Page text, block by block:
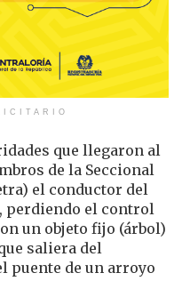
que llegaron al
de la Seccional
el conductor del
perdiendo el control
un objeto fijo (árbol)
saliera del
puente de un arroyo